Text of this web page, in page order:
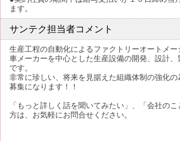
ます。
サンテク担当者コメント
生産工程の自動化によるファクトリーオートメ
車メーカーを中心とした生産設備の開発、設計
です。
非常に珍しい、将来を見据えた組織体制の強化
募集になります！！
「もっと詳しく話を聞いてみたい」、「会社の
方は、お気軽にお問合せください。